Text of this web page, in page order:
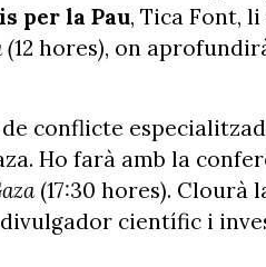
per la Pau, Tica Font,
(12 hores), on
conflicte
Ho farà amb la
(17:30 hores). Clourà
científic i